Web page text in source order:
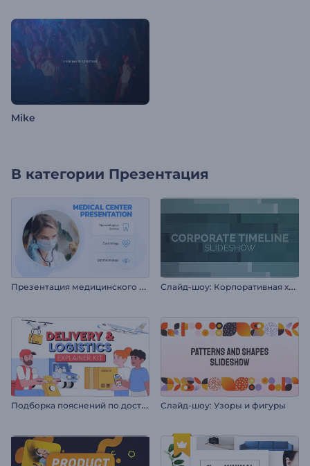
Mike
В категории Презентация
П
резентация медицинского центра С
лайд-шоу: Корпоративная хронология
П
одборка пояснений по доставке и логистике Слайд-шоу: Узоры и фигуры